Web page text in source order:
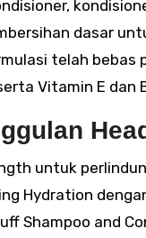
dasar
telah bebas
Vitamin E dan
untuk
Hydration
Shampoo and